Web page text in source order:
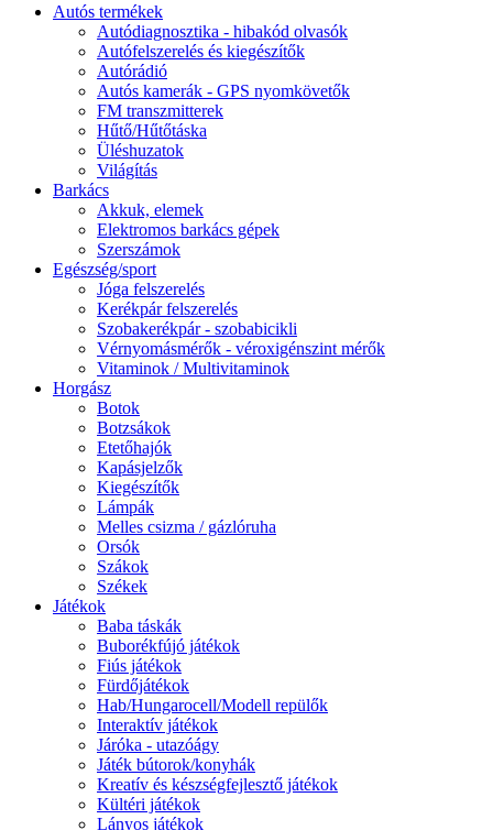
Autós termékek
Autódiagnosztika - hibakód olvasók
Autófelszerelés és kiegészítők
Autórádió
Autós kamerák - GPS nyomkövetők
FM transzmitterek
Hűtő/Hűtőtáska
Üléshuzatok
Világítás
Barkács
Akkuk, elemek
Elektromos barkács gépek
Szerszámok
Egészség/sport
Jóga felszerelés
Kerékpár felszerelés
Szobakerékpár - szobabicikli
Vérnyomásmérők - véroxigénszint mérők
Vitaminok / Multivitaminok
Horgász
Botok
Botzsákok
Etetőhajók
Kapásjelzők
Kiegészítők
Lámpák
Melles csizma / gázlóruha
Orsók
Szákok
Székek
Játékok
Baba táskák
Buborékfújó játékok
Fiús játékok
Fürdőjátékok
Hab/Hungarocell/Modell repülők
Interaktív játékok
Járóka - utazóágy
Játék bútorok/konyhák
Kreatív és készségfejlesztő játékok
Kültéri játékok
Lányos játékok